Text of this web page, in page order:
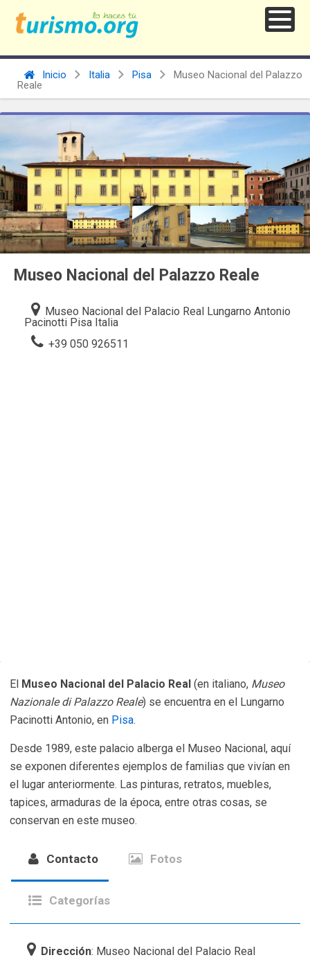
Inicio Italia Pisa
Museo Nacional del Palazzo
Reale
Museo Nacional del Palazzo Reale
Museo Nacional del Palacio Real Lungarno Antonio
Pacinotti Pisa Italia
+39 050 926511
El Museo Nacional del Palacio Real (en italiano, Museo
Nazionale di Palazzo Reale) se encuentra en el Lungarno
Pacinotti Antonio, en Pisa.
Desde 1989, este palacio alberga el Museo Nacional, aquí
se exponen diferentes ejemplos de familias que vivían en
el lugar anteriormente. Las pinturas, retratos, muebles,
tapices, armaduras de la época, entre otras cosas, se
conservan en este museo.
Contacto Fotos
Categorías
Dirección: Museo Nacional del Palacio Real